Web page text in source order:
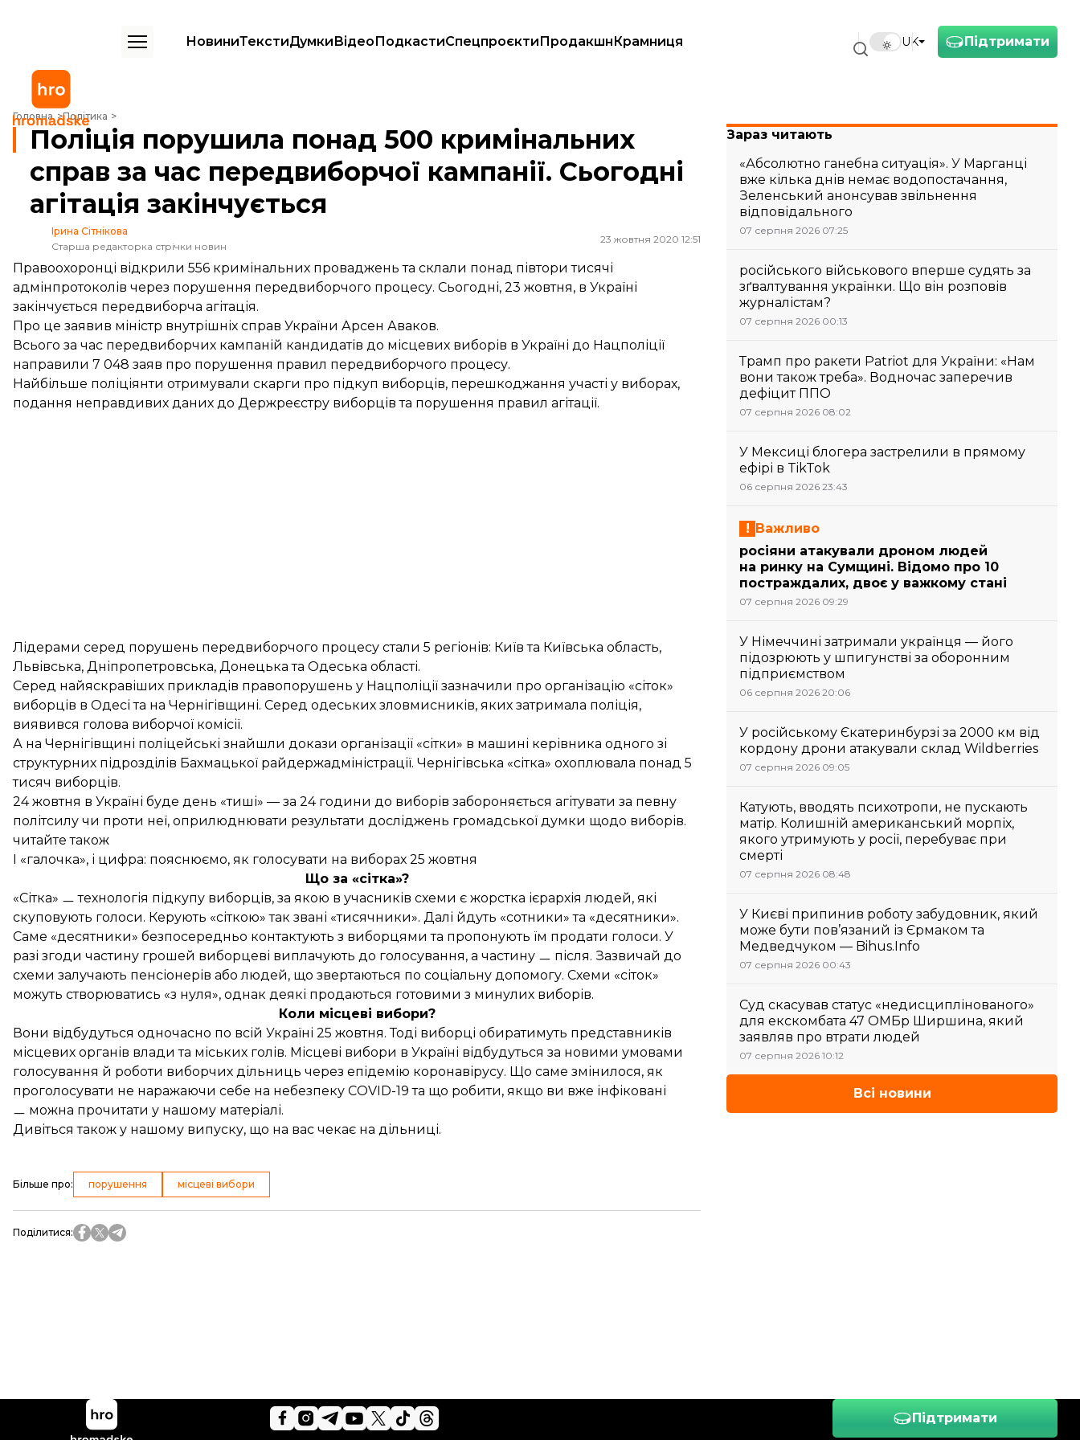
Підтримати
UK
НовиниТекстиДумкиВідеоПодкастиСпецпроєктиПродакшнКрамниця
Головна Політика
Поліція порушила понад 500 кримінальних справ за час передвиборчої кампанії. Сьогодні агітація закінчується
Поліція порушила понад 500 кримінальних
справ за час передвиборчої кампанії. Сьогодні
агітація закінчується
Ірина Сітнікова
Старша редакторка стрічки новин
23 жовтня 2020 12:51
Правоохоронці відкрили 556 кримінальних проваджень та склали понад півтори тисячі
адмінпротоколів через порушення передвиборчого процесу. Сьогодні, 23 жовтня, в Україні
закінчується передвиборча агітація.
Про це заявив міністр внутрішніх справ України Арсен Аваков.
Всього за час передвиборчих кампаній кандидатів до місцевих виборів в Україні до Нацполіції
направили 7 048 заяв про порушення правил передвиборчого процесу.
Найбільше поліціянти отримували скарги про підкуп виборців, перешкоджання участі у виборах,
подання неправдивих даних до Держреєстру виборців та порушення правил агітації.
Лідерами серед порушень передвиборчого процесу стали 5 регіонів: Київ та Київська область,
Львівська, Дніпропетровська, Донецька та Одеська області.
Серед найяскравіших прикладів правопорушень у Нацполіції зазначили про організацію «сіток»
виборців в Одесі та на Чернігівщині. Серед одеських зловмисників, яких затримала поліція,
виявився голова виборчої комісії.
А на Чернігівщині поліцейські знайшли докази організації «сітки» в машині керівника одного зі
структурних підрозділів Бахмацької райдержадміністрації. Чернігівська «сітка» охоплювала понад 5
тисяч виборців.
24 жовтня в Україні буде день «тиші» — за 24 години до виборів забороняється агітувати за певну
політсилу чи проти неї, оприлюднювати результати досліджень громадської думки щодо виборів.
читайте також
І «галочка», і цифра: пояснюємо, як голосувати на виборах 25 жовтня
Що за «сітка»?
«Сітка» ㅡ технологія підкупу виборців, за якою в учасників схеми є жорстка ієрархія людей, які
скуповують голоси. Керують «сіткою» так звані «тисячники». Далі йдуть «сотники» та «десятники».
Саме «десятники» безпосередньо контактують з виборцями та пропонують їм продати голоси. У
разі згоди частину грошей виборцеві виплачують до голосування, а частину ㅡ після. Зазвичай до
схеми залучають пенсіонерів або людей, що звертаються по соціальну допомогу. Схеми «сіток»
можуть створюватись «з нуля», однак деякі продаються готовими з минулих виборів.
Коли місцеві вибори?
Вони відбудуться одночасно по всій Україні 25 жовтня. Тоді виборці обиратимуть представників
місцевих органів влади та міських голів. Місцеві вибори в Україні відбудуться за новими умовами
голосування й роботи виборчих дільниць через епідемію коронавірусу. Що саме змінилося, як
проголосувати не наражаючи себе на небезпеку COVID-19 та що робити, якщо ви вже інфіковані
ㅡ можна прочитати у нашому матеріалі.
Дивіться також у нашому випуску, що на вас чекає на дільниці.
Більше про: порушення місцеві вибори
Поділитися:
Зараз читають
«Абсолютно ганебна ситуація». У Марганці
вже кілька днів немає водопостачання,
Зеленський анонсував звільнення
відповідального
07 серпня 2026 07:25
російського військового вперше судять за
зґвалтування українки. Що він розповів
журналістам?
07 серпня 2026 00:13
Трамп про ракети Patriot для України: «Нам
вони також треба». Водночас заперечив
дефіцит ППО
07 серпня 2026 08:02
У Мексиці блогера застрелили в прямому
ефірі в TikTok
06 серпня 2026 23:43
Важливо
росіяни атакували дроном людей
на ринку на Сумщині. Відомо про 10
постраждалих, двоє у важкому стані
07 серпня 2026 09:29
У Німеччині затримали українця — його
підозрюють у шпигунстві за оборонним
підприємством
06 серпня 2026 20:06
У російському Єкатеринбурзі за 2000 км від
кордону дрони атакували склад Wildberries
07 серпня 2026 09:05
Катують, вводять психотропи, не пускають
матір. Колишній американський морпіх,
якого утримують у росії, перебуває при
смерті
07 серпня 2026 08:48
У Києві припинив роботу забудовник, який
може бути пов’язаний із Єрмаком та
Медведчуком — Bihus.Info
07 серпня 2026 00:43
Суд скасував статус «недисциплінованого»
для екскомбата 47 ОМБр Ширшина, який
заявляв про втрати людей
07 серпня 2026 10:12
Всі новини
Підтримати